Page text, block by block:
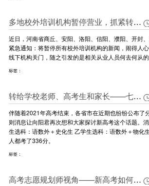
多地校外培训机构暂停营业，抓紧转行高考志愿规划师吧！
近日，河南省商丘、安阳、洛阳、信阳、濮阳、开封
紧急通知：将暂停所有校外培训机构的新闻，闹得人心
线下机构关门，随之引发的是相关从业人员何去何从的
标签：
转给学校老师、高考生和家长——七分考三分报，新高考模式下“乱象丛生”，别让好分数毁在学科选择
伴随着2021年高考结束，各省市在近期也纷纷公布了
则消息让向阳君再次想和大家探讨新高考这个话题。
生选科：语数外＋史化生 乙学生选科：语数外＋物化
人都考了336分。
标签：
高考志愿规划师视角——新高考如何撬动高中育人方式变革？